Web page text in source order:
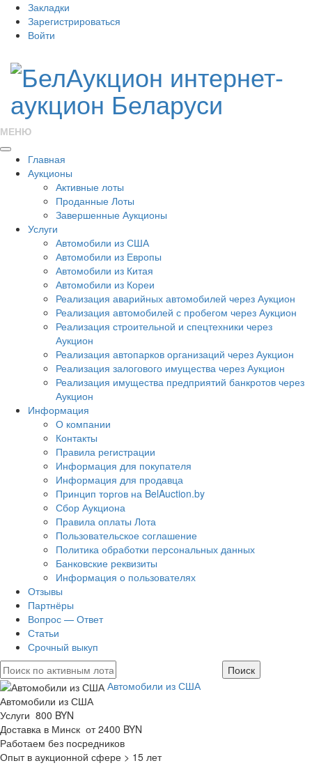
Закладки
Зарегистрироваться
Войти
МЕНЮ
Главная
Аукционы
Активные лоты
Проданные Лоты
Завершенные Аукционы
Услуги
Автомобили из США
Автомобили из Европы
Автомобили из Китая
Автомобили из Кореи
Реализация аварийных автомобилей через Аукцион
Реализация автомобилей с пробегом через Аукцион
Реализация строительной и спецтехники через
Аукцион
Реализация автопарков организаций через Аукцион
Реализация залогового имущества через Аукцион
Реализация имущества предприятий банкротов через
Аукцион
Информация
О компании
Контакты
Правила регистрации
Информация для покупателя
Информация для продавца
Принцип торгов на BelAuction.by
Сбор Аукциона
Правила оплаты Лота
Пользовательское соглашение
Политика обработки персональных данных
Банковские реквизиты
Информация о пользователях
Отзывы
Партнёры
Вопрос — Ответ
Статьи
Срочный выкуп
Автомобили из США
Автомобили из США
Услуги 800 BYN
Доставка в Минск от 2400 BYN
Работаем без посредников
Опыт в аукционной сфере > 15 лет